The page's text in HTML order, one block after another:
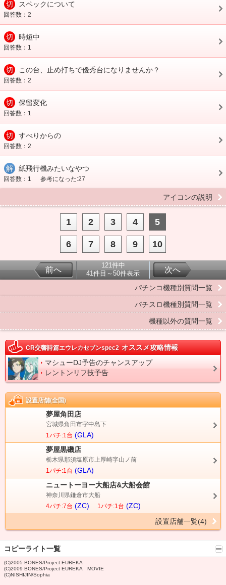
切 スペックについて
回答数：2
切 時短中
回答数：1
切 この台、止め打ちで優秀台になりませんか？
回答数：2
切 保留変化
回答数：1
切 すべりからの
回答数：2
解 紙飛行機みたいなやつ
回答数：1 参考になった:27
アイコンの説明
1 2 3 4 5
6 7 8 9 10
前へ
121件中
41件目～50件表示
次へ
パチンコ機種別質問一覧
パチスロ機種別質問一覧
機種以外の質問一覧
CR交響詩篇エウレカセブンspec2 オススメ攻略情報
マシューDJ予告のチャンスアップ
レントンリフ技予告
設置店舗(全国)
夢屋角田店
宮城県角田市字中島下
1パチ:1台 (GLA)
夢屋黒磯店
栃木県那須塩原市上厚崎字山ノ前
1パチ:1台 (GLA)
ニュートーヨー大船店&大船会館
神奈川県鎌倉市大船
4パチ:7台 (ZC) 1パチ:1台 (ZC)
設置店舗一覧(4)
コピーライト一覧
(C)2005 BONES/Project EUREKA
(C)2009 BONES/Project EUREKA MOVIE
(C)NISHIJIN/Sophia